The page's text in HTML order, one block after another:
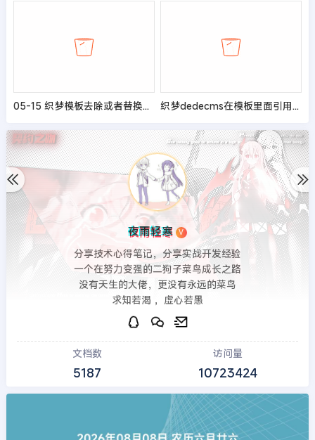
05-15 织梦模板去除或者替换Dedecms提示信息的方法 织梦dedecms在模板里面引用另外的页面的方法
夜雨轻寒 V
分享技术心得笔记，分享实战开发经验
一个在努力变强的二狗子菜鸟成长之路
没有天生的大佬，更没有永远的菜鸟
求知若渴 ，虚心若愚
文档数
5187
访问量
10723424